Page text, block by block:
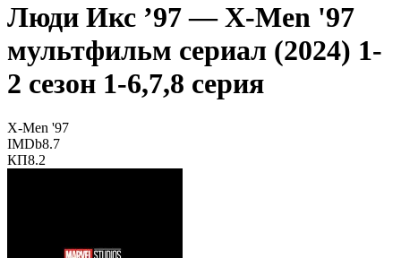
Люди Икс ’97 —X-Men '97
мультфильм сериал (2024) 1-
2 сезон 1-6,7,8 серия
X-Men '97
IMDb8.7
КП8.2